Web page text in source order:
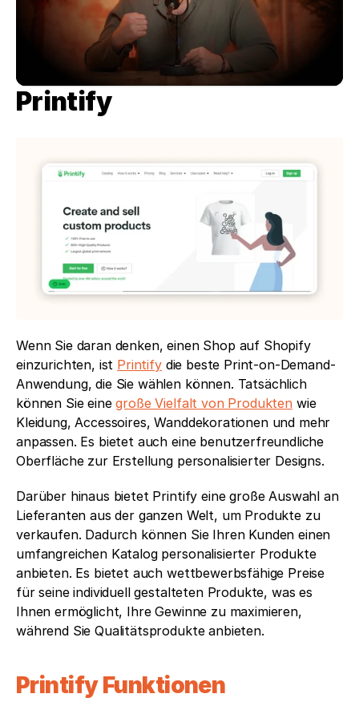
Printify
Wenn Sie daran denken, einen Shop auf Shopify
einzurichten, ist Printify die beste Print-on-Demand-
Anwendung, die Sie wählen können. Tatsächlich
können Sie eine große Vielfalt von Produkten wie
Kleidung, Accessoires, Wanddekorationen und mehr
anpassen. Es bietet auch eine benutzerfreundliche
Oberfläche zur Erstellung personalisierter Designs.
Darüber hinaus bietet Printify eine große Auswahl an
Lieferanten aus der ganzen Welt, um Produkte zu
verkaufen. Dadurch können Sie Ihren Kunden einen
umfangreichen Katalog personalisierter Produkte
anbieten. Es bietet auch wettbewerbsfähige Preise
für seine individuell gestalteten Produkte, was es
Ihnen ermöglicht, Ihre Gewinne zu maximieren,
während Sie Qualitätsprodukte anbieten.
Printify Funktionen